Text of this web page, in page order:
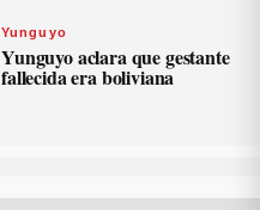
Yunguyo
Yunguyo aclara que gestante
fallecida era boliviana